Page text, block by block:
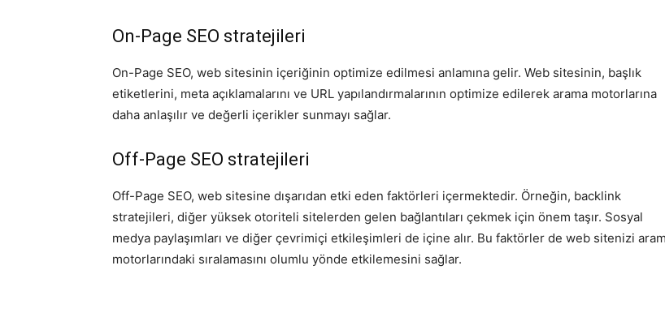
On-Page SEO stratejileri
On-Page SEO, web sitesinin içeriğinin optimize edilmesi anlamına gelir. Web sitesinin, başlık
etiketlerini, meta açıklamalarını ve URL yapılandırmalarının optimize edilerek arama motorlarına
daha anlaşılır ve değerli içerikler sunmayı sağlar.
Off-Page SEO stratejileri
Off-Page SEO, web sitesine dışarıdan etki eden faktörleri içermektedir. Örneğin, backlink
stratejileri, diğer yüksek otoriteli sitelerden gelen bağlantıları çekmek için önem taşır. Sosyal
medya paylaşımları ve diğer çevrimiçi etkileşimleri de içine alır. Bu faktörler de web sitenizi
motorlarındaki sıralamasını olumlu yönde etkilemesini sağlar.